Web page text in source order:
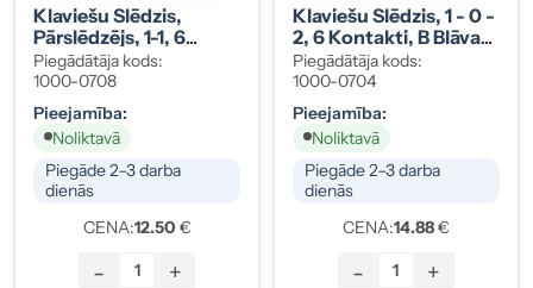
Klaviešu Slēdzis,
Pārslēdzējs, 1-1, 6
Kontakti, C
Blāva/spilgta Gaisma,
Ar Spuldzi 24V
Piegādātāja kods:
1000-0708
Pieejamība:
Noliktavā
Piegāde 2–3 darba
dienās
CENA:12.50 €
- +
Klaviešu Slēdzis, 1 - 0 -
2, 6 Kontakti, B Blāva
Gaisma, Ar Spuldzi
24V
Piegādātāja kods:
1000-0704
Pieejamība:
Noliktavā
Piegāde 2–3 darba
dienās
CENA:14.88€
- +